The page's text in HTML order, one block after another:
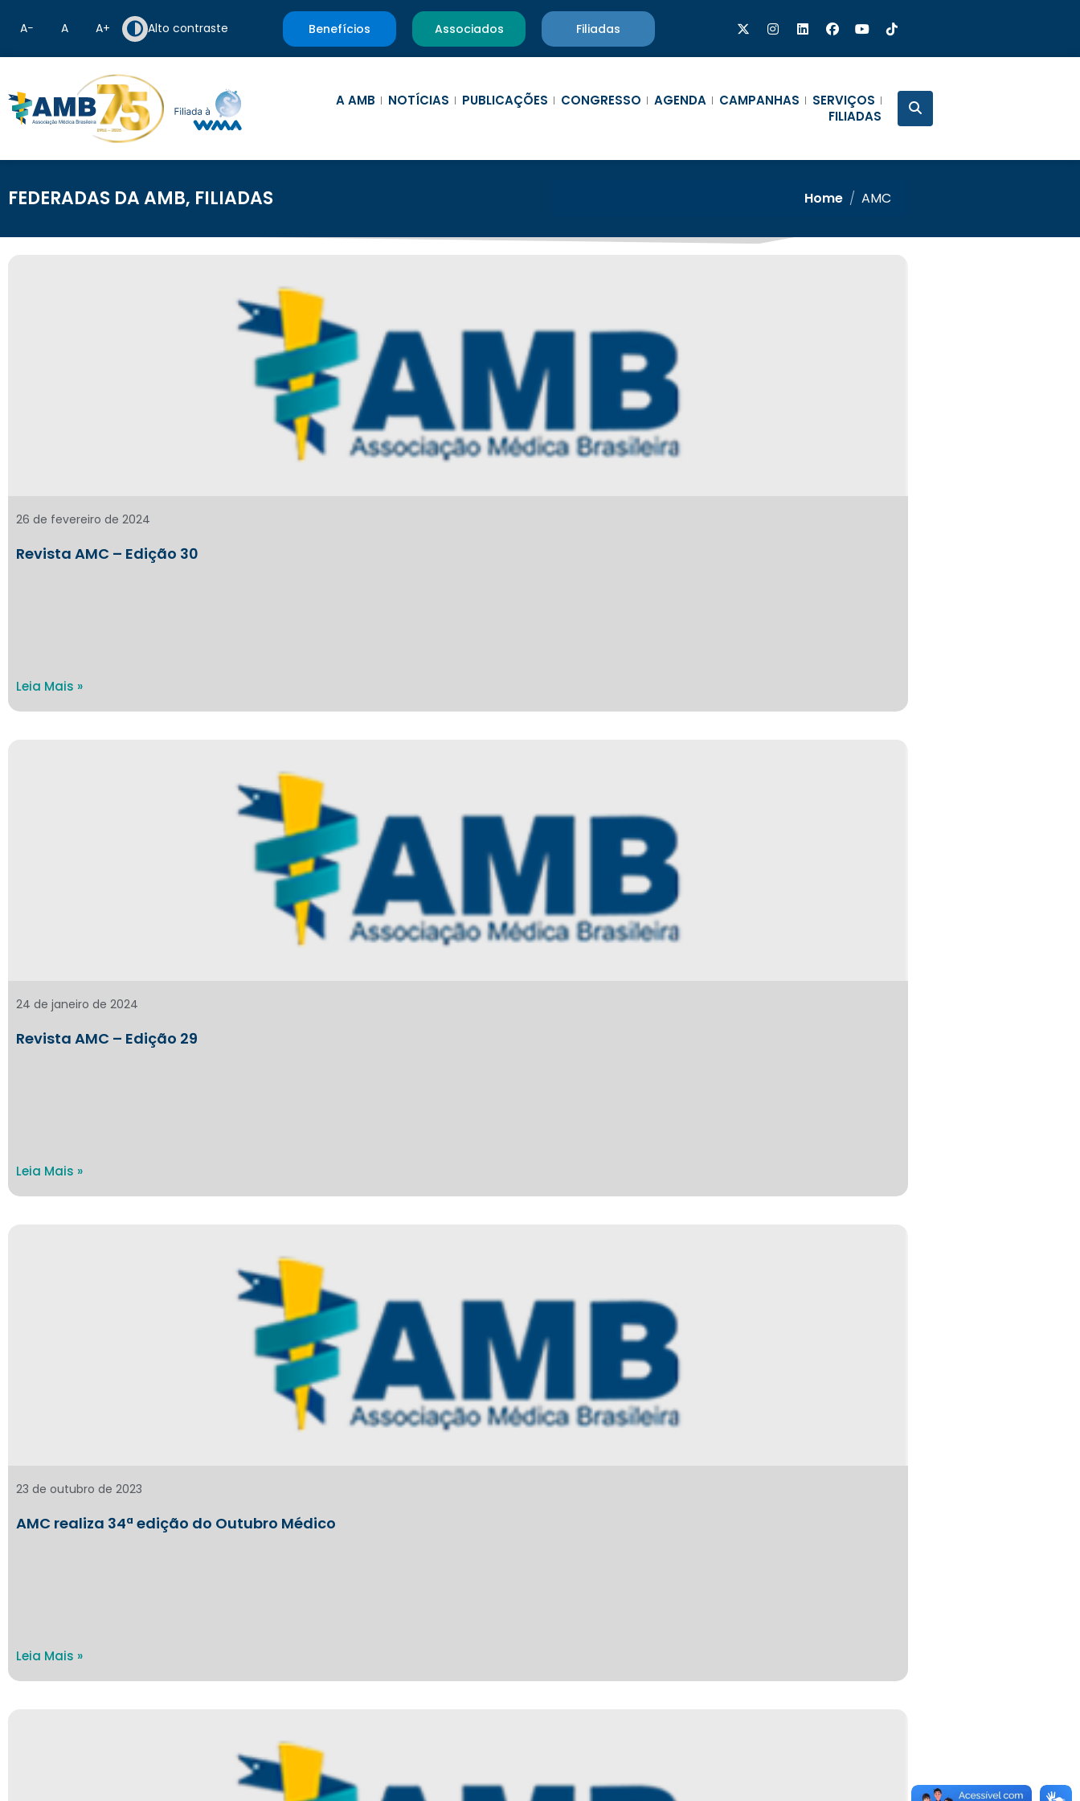
A− A A+ Alto contraste Benefícios Associados Filiadas
A AMB NOTÍCIAS PUBLICAÇÕES CONGRESSO AGENDA CAMPANHAS
SERVIÇOS
FILIADAS
FEDERADAS DA AMB, FILIADAS Home / AMC
Revista AMC – Edição 30
26 de fevereiro de 2024
Leia Mais »
Revista AMC – Edição 29
24 de janeiro de 2024
Leia Mais »
AMC realiza 34ª edição do Outubro Médico
23 de outubro de 2023
Leia Mais »